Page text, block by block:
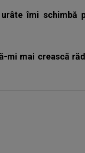
îmi schimbă
mi mai crească